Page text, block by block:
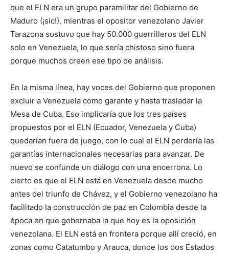
que el ELN era un grupo paramilitar del Gobierno de
Maduro (¡sic!), mientras el opositor venezolano Javier
Tarazona sostuvo que hay 50.000 guerrilleros del ELN
solo en Venezuela, lo que sería chistoso sino fuera
porque muchos creen ese tipo de análisis.
En la misma línea, hay voces del Gobierno que proponen
excluir a Venezuela como garante y hasta trasladar la
Mesa de Cuba. Eso implicaría que los tres países
propuestos por el ELN (Ecuador, Venezuela y Cuba)
quedarían fuera de juego, con lo cual el ELN perdería las
garantías internacionales necesarias para avanzar. De
nuevo se confunde un diálogo con una encerrona. Lo
cierto es que el ELN está en Venezuela desde mucho
antes del triunfo de Chávez, y el Gobierno venezolano ha
facilitado la construcción de paz en Colombia desde la
época en que gobernaba la que hoy es la oposición
venezolana. El ELN está en frontera porque allí creció, en
zonas como Catatumbo y Arauca, donde los dos Estados